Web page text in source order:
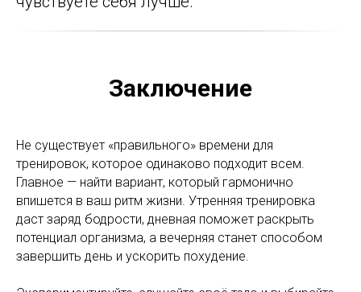
Заключение
Не существует «правильного» времени для
тренировок, которое одинаково подходит всем.
Главное — найти вариант, который гармонично
впишется в ваш ритм жизни. Утренняя тренировка
даст заряд бодрости, дневная поможет раскрыть
потенциал организма, а вечерняя станет способом
завершить день и ускорить похудение.